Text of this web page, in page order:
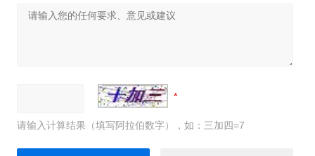
请输入计算结果（填写阿拉伯数字），如：三加四=7